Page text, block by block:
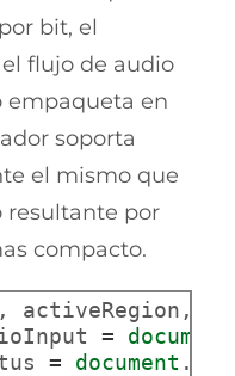
bit, el
flujo de audio
empaqueta en
soporta
el mismo que
resultante por
compacto.
activeRegion,
= document
= document